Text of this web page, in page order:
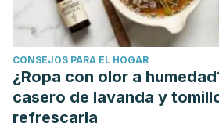
OFFARM, 26(5).
CONSEJOS PARA EL HOGAR
¿Ropa con olor a
casero de lavanda y
refrescarla